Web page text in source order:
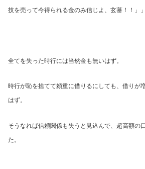
技を売って今得られる金のみ信じよ、玄蕃！！」」
全てを失った時行には当然金も無いはず。
時行が恥を捨てて頼重に借りるにしても、借りが
はず。
そうなれば信頼関係も失うと見込んで、超高額の
た。